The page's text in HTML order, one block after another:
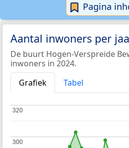
Pagina
Aantal inwoners per
De buurt Hogen-Verspreide
inwoners in 2024.
Grafiek
Tabel
300
300
320
320